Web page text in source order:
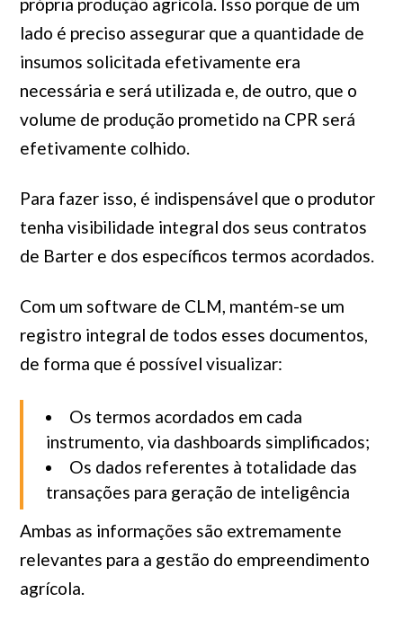
própria produção agrícola. Isso porque de um
lado é preciso assegurar que a quantidade de
insumos solicitada efetivamente era
necessária e será utilizada e, de outro, que o
volume de produção prometido na CPR será
efetivamente colhido.
Para fazer isso, é indispensável que o produtor
tenha visibilidade integral dos seus contratos
de Barter e dos específicos termos acordados.
Com um software de CLM, mantém-se um
registro integral de todos esses documentos,
de forma que é possível visualizar:
Os termos acordados em cada
instrumento, via dashboards simplificados;
Os dados referentes à totalidade das
transações para geração de inteligência
Ambas as informações são extremamente
relevantes para a gestão do empreendimento
agrícola.